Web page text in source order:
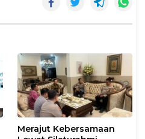
Merajut Kebersamaan